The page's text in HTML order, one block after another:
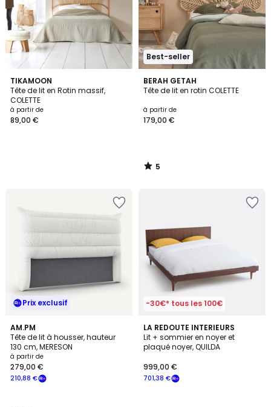
TIKAMOON
Tête de lit en Rotin massif,
COLETTE
à partir de
89,00 €
Best-seller
BERAH GETAH
Tête de lit en rotin COLETTE
à partir de
179,00 €
5
/
5
/
Prix exclusif
AM.PM
Tête de lit à housser, hauteur
130 cm, MERESON
à partir de
210,88 €
279,00 €
3,8
/ 5
-30€* tous les 100€
LA REDOUTE INTERIEURS
Lit + sommier en noyer et
plaqué noyer, QUILDA
701,38 €
999,00 €